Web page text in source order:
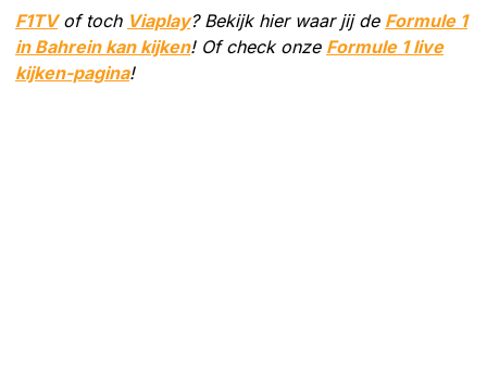
F1TVof toch Viaplay? Bekijk hier waar jij de Formule 1
in Bahrein kan kijken! Of check onze Formule 1 live
kijken-pagina!